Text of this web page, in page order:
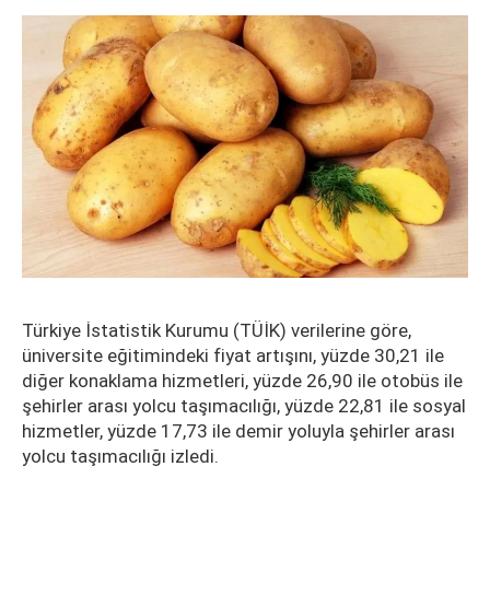
Türkiye İstatistik Kurumu (TÜİK) verilerine göre,
üniversite eğitimindeki fiyat artışını, yüzde 30,21 ile
diğer konaklama hizmetleri, yüzde 26,90 ile otobüs ile
şehirler arası yolcu taşımacılığı, yüzde 22,81 ile sosyal
hizmetler, yüzde 17,73 ile demir yoluyla şehirler arası
yolcu taşımacılığı izledi.